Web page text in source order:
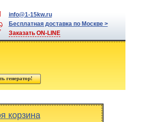
info@1-15kw.ru
Бесплатная доставка по Москве >
Заказать ON-LINE
корзина